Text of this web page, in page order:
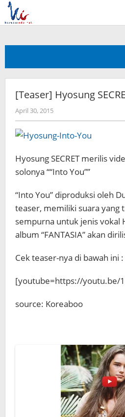
Skip
content
[Teaser] Hyosung
April 30, 2015by
Koreanindo
Hyosung SECRET merilis
solonya ““Into You””
“Into You” diproduksi oleh
teaser, memiliki suara yang
sempurna untuk jenis vokal
album “FANTASIA” akan
Cek teaser-nya di bawah ini :
[youtube=https://youtu.be/
source: Koreaboo